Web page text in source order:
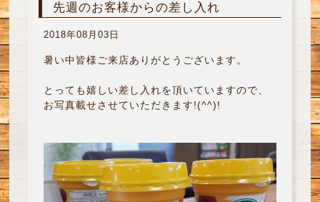
先週のお客様からの差し入れ
2018年08月03日
暑い中皆様ご来店ありがとうございます。
とっても嬉しい差し入れを頂いていますので、
お写真載せさせていただきます!(^^)!